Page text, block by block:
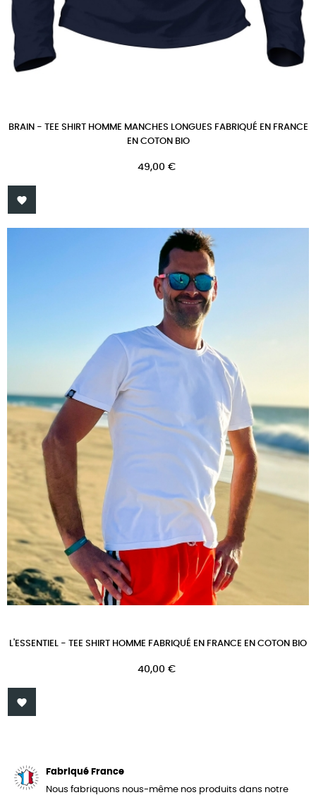
BRAIN - TEE SHIRT HOMME MANCHES LONGUES FABRIQUÉ EN FRANCE
EN COTON BIO
Prix
49,00 €

L'ESSENTIEL - TEE SHIRT HOMME FABRIQUÉ EN FRANCE EN COTON BIO
Prix
40,00 €

Fabriqué France
Nous fabriquons nous-même nos produits dans notre